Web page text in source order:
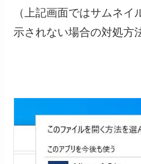
（上記画面ではサムネ
示されない場合の対処方